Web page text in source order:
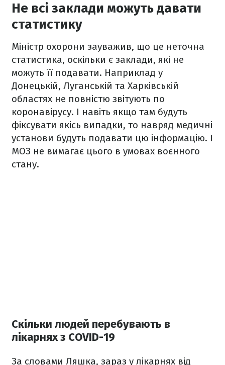
Не всі заклади можуть давати
статистику
Міністр охорони зауважив, що це неточна
статистика, оскільки є заклади, які не
можуть її подавати. Наприклад у
Донецькій, Луганській та Харківській
областях не повністю звітують по
коронавірусу. І навіть якщо там будуть
фіксувати якісь випадки, то навряд медичні
установи будуть подавати цю інформацію. І
МОЗ не вимагає цього в умовах воєнного
стану.
Скільки людей перебувають в
лікарнях з COVID-19
За словами Ляшка, зараз у лікарнях від